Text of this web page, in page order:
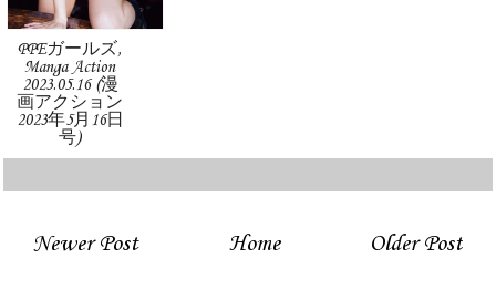
PPEガールズ,
Manga Action
2023.05.16 (漫
画アクション
2023年5月16日
号)
Newer Post Older Post
Home